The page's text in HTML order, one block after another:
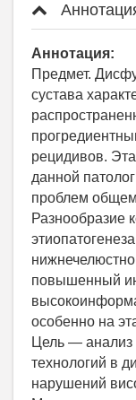
Аннотация:
Предмет.
сустава
рецидивов.
данной
проблем
Разнообразие
повышенный
особенно на
Цель ―
технологий в
нарушений